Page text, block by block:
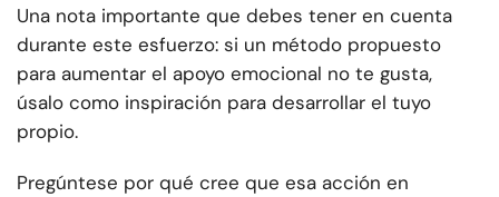
Una nota importante que debes tener en cuenta
durante este esfuerzo: si un método propuesto
para aumentar el apoyo emocional no te gusta,
úsalo como inspiración para desarrollar el tuyo
propio.
Pregúntese por qué cree que esa acción en